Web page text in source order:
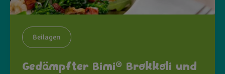
Beilagen
Gedämpfter Bimi® Brokkoli und